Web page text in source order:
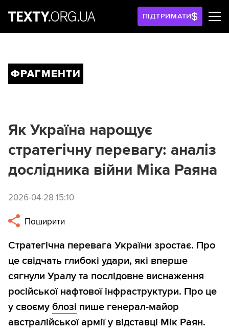
ПІДТРИМАТИ
ФРАГМЕНТИ
Як Україна нарощує
стратегічну перевагу: аналіз
дослідника війни Міка Раяна
2026-04-28 15:10
Поширити
Стратегічна перевага України зростає. Про
це свідчать глибокі удари, які вперше
сягнули Уралу та послідовне виснаження
російської нафтової інфраструктури. Про це
у своєму блозі пише генерал-майор
австралійської армії у відставці Мік Раян.